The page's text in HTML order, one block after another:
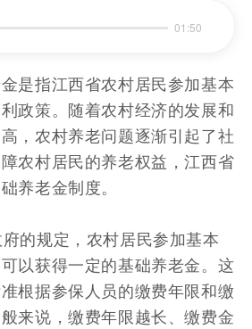
01:50
是指江西省农村居民参加基本
政策。随着农村经济的发展和
，农村养老问题逐渐引起了社
农村居民的养老权益，江西省
养老金制度。
规定，农村居民参加基本
以获得一定的基础养老金。这
根据参保人员的缴费年限和缴
来说，缴费年限越长、缴费金